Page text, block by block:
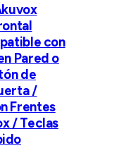
con
Pared o
de
/
Frentes
/ Teclas